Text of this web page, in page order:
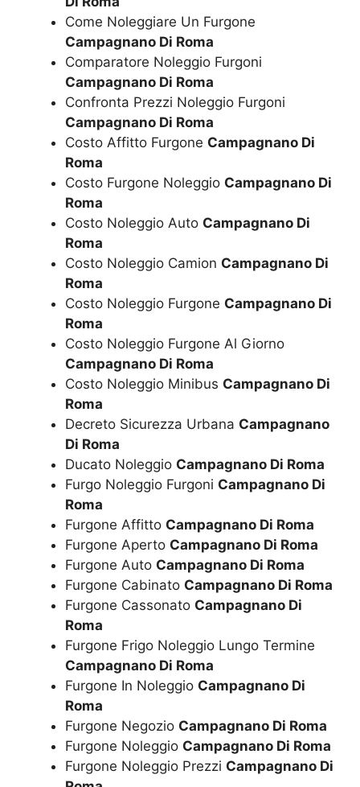
Come Noleggiare Un Furgone
Campagnano Di Roma
Comparatore Noleggio Furgoni
Campagnano Di Roma
Confronta Prezzi Noleggio Furgoni
Campagnano Di Roma
Costo Affitto Furgone Campagnano Di
Roma
Costo Furgone Noleggio Campagnano Di
Roma
Costo Noleggio Auto Campagnano Di
Roma
Costo Noleggio Camion Campagnano Di
Roma
Costo Noleggio Furgone Campagnano Di
Roma
Costo Noleggio Furgone Al Giorno
Campagnano Di Roma
Costo Noleggio Minibus Campagnano Di
Roma
Decreto Sicurezza Urbana Campagnano
Di Roma
Ducato Noleggio Campagnano Di Roma
Furgo Noleggio Furgoni Campagnano Di
Roma
Furgone Affitto Campagnano Di Roma
Furgone Aperto Campagnano Di Roma
Furgone Auto Campagnano Di Roma
Furgone Cabinato Campagnano Di Roma
Furgone Cassonato Campagnano Di
Roma
Furgone Frigo Noleggio Lungo Termine
Campagnano Di Roma
Furgone In Noleggio Campagnano Di
Roma
Furgone Negozio Campagnano Di Roma
Furgone Noleggio Campagnano Di Roma
Furgone Noleggio Prezzi Campagnano Di